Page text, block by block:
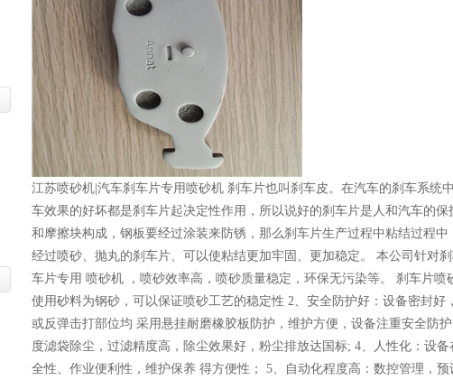
江苏喷砂机|汽车刹车片专用喷砂机 刹车片也叫刹车皮。在汽车的刹车系统
车效果的好坏都是刹车片起决定性作用，所以说好的刹车片是人和汽车的
和摩擦块构成，钢板要经过涂装来防锈，那么刹车片生产过程中粘结过程
经过喷砂、抛丸的刹车片、可以使粘结更加牢固、更加稳定。 本公司针对
车片专用 喷砂机 ，喷砂效率高，喷砂质量稳定，环保无污染等。 刹车片
使用砂料为钢砂，可以保证喷砂工艺的稳定性 2、安全防护好：设备密封
或反弹击打部位均 采用悬挂耐磨橡胶板防护，维护方便，设备注重安全防
度滤袋除尘，过滤精度高，除尘效果好，粉尘排放达国标; 4、人性化：设
全性、作业便利性，维护保养 得方便性； 5、自动化程度高：数控管理，